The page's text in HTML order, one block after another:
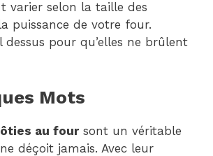
varier selon la taille des
puissance de votre four.
pour qu’elles ne brûlent
Mots
au foursont un véritable
déçoit jamais. Avec leur